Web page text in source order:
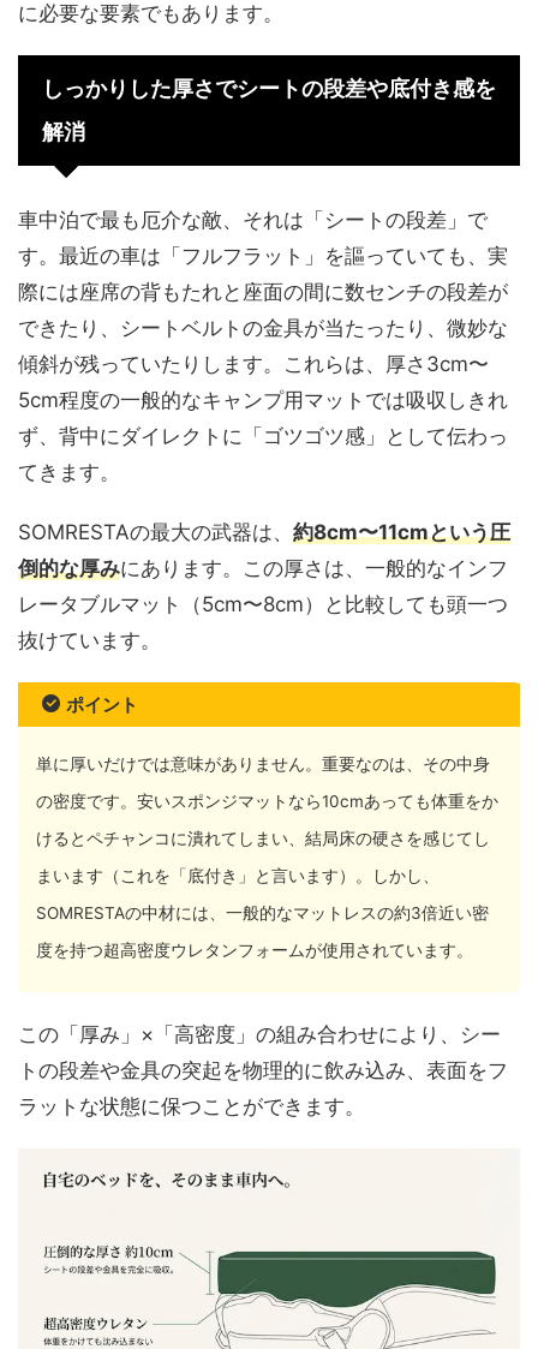
に必要な要素でもあります。
しっかりした厚さでシートの段差や底付き感を
解消
車中泊で最も厄介な敵、それは「シートの段差」で
す。最近の車は「フルフラット」を謳っていても、実
際には座席の背もたれと座面の間に数センチの段差が
できたり、シートベルトの金具が当たったり、微妙な
傾斜が残っていたりします。これらは、厚さ3cm〜
5cm程度の一般的なキャンプ用マットでは吸収しきれ
ず、背中にダイレクトに「ゴツゴツ感」として伝わっ
てきます。
SOMRESTAの最大の武器は、 約8cm〜11cmという圧
倒的な厚みにあります。この厚さは、一般的なインフ
レータブルマット（5cm〜8cm）と比較しても頭一つ
抜けています。
ポイント
単に厚いだけでは意味がありません。重要なのは、その中身
の密度です。安いスポンジマットなら10cmあっても体重をか
けるとペチャンコに潰れてしまい、結局床の硬さを感じてし
まいます（これを「底付き」と言います）。しかし、
SOMRESTAの中材には、一般的なマットレスの約3倍近い密
度を持つ超高密度ウレタンフォームが使用されています。
この「厚み」×「高密度」の組み合わせにより、シー
トの段差や金具の突起を物理的に飲み込み、表面をフ
ラットな状態に保つことができます。